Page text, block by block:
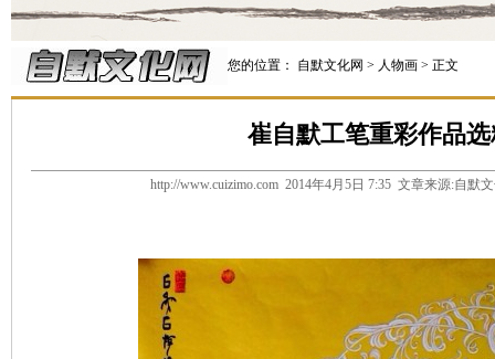
您的位置： 自默文化网 > 人物画 > 正文
崔自默工笔重彩作品
http://www.cuizimo.com 2014年4月5日 7:35 文章来源:自默